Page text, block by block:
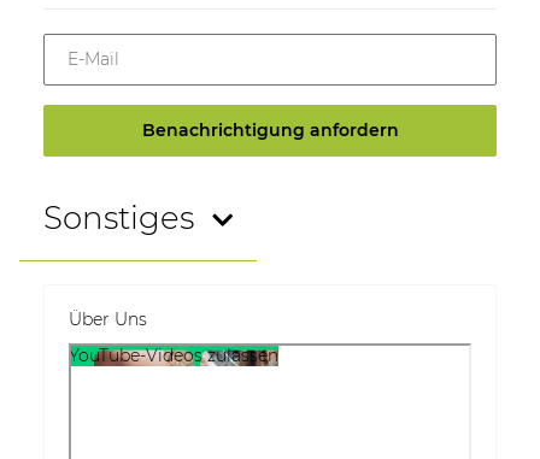
E-Mail
Benachrichtigung anfordern
Sonstiges
Über Uns
YouTube-Videos zulassen